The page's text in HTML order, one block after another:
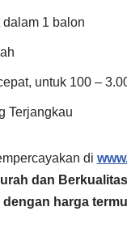
1 balon
untuk 100 –
Terjangkau
di
dan Berkualitas
harga